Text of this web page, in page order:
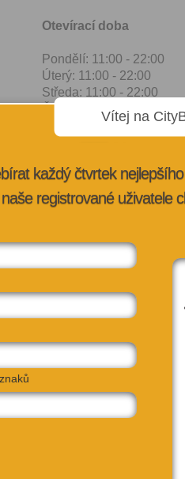
Otevírací doba
Pondělí: 11:00 - 22:00
Úterý: 11:00 - 22:00
Středa: 11:00 - 22:00
Čtvrtek: 11:00 - 22:00
Pátek: 11:00 - 22:00
VÍCE
Vítej na
každý čtvrtek
registrované uživatele